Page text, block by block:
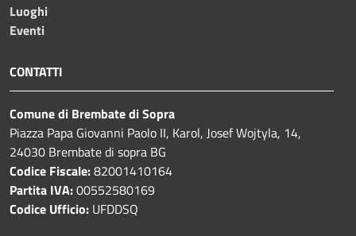
Luoghi
Eventi
CONTATTI
Comune di Brembate di Sopra
Piazza Papa Giovanni Paolo II, Karol, Josef Wojtyla, 14,
24030 Brembate di sopra BG
Codice Fiscale:82001410164
Partita IVA:00552580169
Codice Ufficio: UFDDSQ